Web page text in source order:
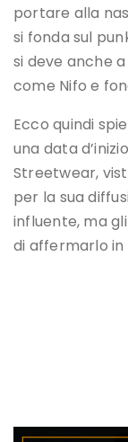
portare alla
si fonda sul
si deve anche
come Nifo e
Ecco quindi
una data
Streetwear,
per la sua
influente, ma
di affermarlo